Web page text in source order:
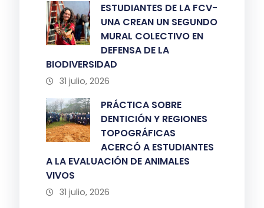
ESTUDIANTES DE LA FCV-
UNA CREAN UN SEGUNDO
MURAL COLECTIVO EN
DEFENSA DE LA
BIODIVERSIDAD
31 julio, 2026
PRÁCTICA SOBRE
DENTICIÓN Y REGIONES
TOPOGRÁFICAS
ACERCÓ A ESTUDIANTES
A LA EVALUACIÓN DE ANIMALES
VIVOS
31 julio, 2026